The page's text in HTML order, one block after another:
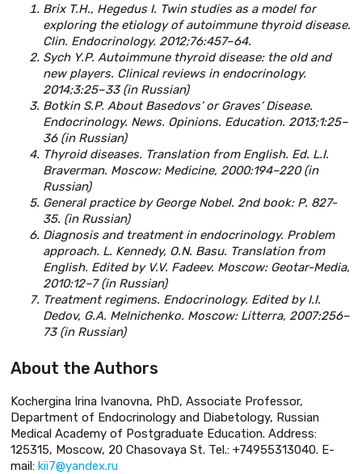
Brix T.H., Hegedus I. Twin studies as a model for
exploring the etiology of autoimmune thyroid disease.
Clin. Endocrinology. 2012;76:457–64.
Sych Y.P. Autoimmune thyroid disease: the old and
new players. Clinical reviews in endocrinology.
2014;3:25–33 (in Russian)
Botkin S.P. About Basedovs’ or Graves’ Disease.
Endocrinology. News. Opinions. Education. 2013;1:25–
36 (in Russian)
Thyroid diseases. Translation from English. Ed. L.I.
Braverman. Moscow: Medicine, 2000:194–220 (in
Russian)
General practice by George Nobel. 2nd book: P. 827-
35. (in Russian)
Diagnosis and treatment in endocrinology. Problem
approach. L. Kennedy, O.N. Basu. Translation from
English. Edited by V.V. Fadeev. Moscow: Geotar-Media,
2010:12–7 (in Russian)
Treatment regimens. Endocrinology. Edited by I.I.
Dedov, G.A. Melnichenko. Moscow: Litterra, 2007:256–
73 (in Russian)
About the Authors
Kochergina Irina Ivanovna, PhD, Associate Professor,
Department of Endocrinology and Diabetology, Russian
Medical Academy of Postgraduate Education. Address:
125315, Moscow, 20 Chasovaya St. Tel.: +74955313040. E-
mail: kii7@yandex.ru